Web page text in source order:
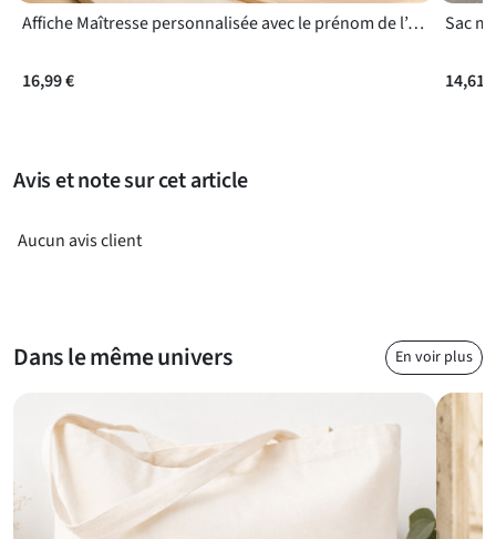
Affiche Maîtresse personnalisée avec le prénom de l’enfant
16,99 €
Sac
14,61 €
Avis et note sur cet article
Aucun avis client
Dans le même univers En voir plus